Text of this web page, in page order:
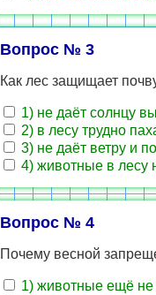
Вопрос № 3
Как лес защищает
1) не даёт солнцу
2) в лесу трудно
3) не даёт ветру и
4) животные в лесу
Вопрос № 4
Почему весной
1) животные ещё не